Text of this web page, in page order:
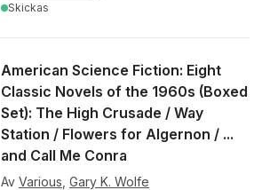
Skickas
American Science Fiction: Eight
Classic Novels of the 1960s (Boxed
Set): The High Crusade / Way
Station / Flowers for Algernon / ...
and Call Me Conra
Av Various Gary K. Wolfe